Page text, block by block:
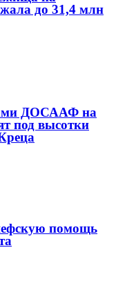
до 31,4 млн
ДОСААФ на
под высотки
помощь